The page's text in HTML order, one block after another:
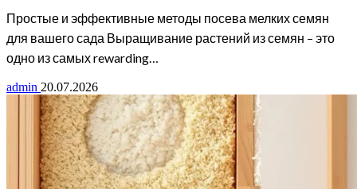
Простые и эффективные методы посева мелких семян
для вашего сада Выращивание растений из семян – это
одно из самых rewarding…
admin 20.07.2026